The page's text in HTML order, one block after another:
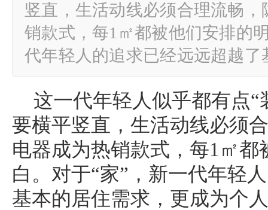
竖直，生活动线必须合理流畅
销款式，每1㎡都被他们安排的
代年轻人的追求已经远远超越
这一代年轻人似乎都有点
要横平竖直，生活动线必须
电器成为热销款式，每1㎡都
白。对于“家”，新一代年轻
基本的居住需求，更成为个